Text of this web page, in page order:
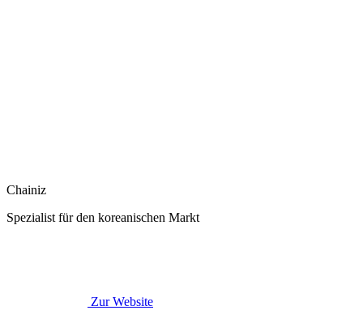
Chainiz
Spezialist für den koreanischen Markt
Zur Website